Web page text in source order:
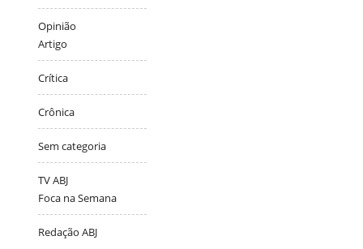
Opinião
Artigo
Crítica
Crônica
Sem categoria
TV ABJ
Foca na Semana
Redação ABJ